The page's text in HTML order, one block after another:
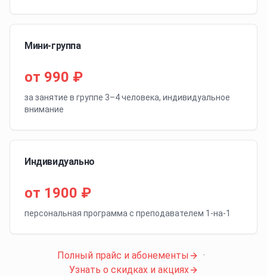
Мини-группа
от 990 ₽
за занятие в группе 3–4 человека, индивидуальное
внимание
Индивидуально
от 1900 ₽
персональная программа с преподавателем 1-на-1
Полный прайс и абонементы
·
Узнать о скидках и акциях